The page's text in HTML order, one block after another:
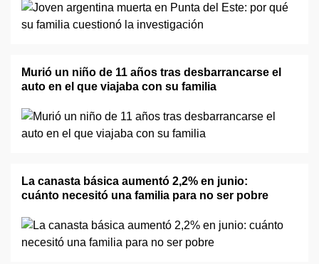
Murió un niño de 11 años tras desbarrancarse el
auto en el que viajaba con su familia
La canasta básica aumentó 2,2% en junio:
cuánto necesitó una familia para no ser pobre